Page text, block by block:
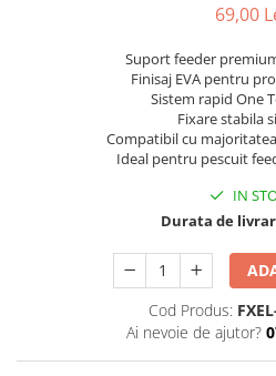
69,00
Suport feeder
Finisaj EVA pentru
Sistem rapid One
Fixare stabila
Compatibil cu
Ideal pentru pescuit
IN
Durata de
Cod Produs:
Ai nevoie de ajutor?